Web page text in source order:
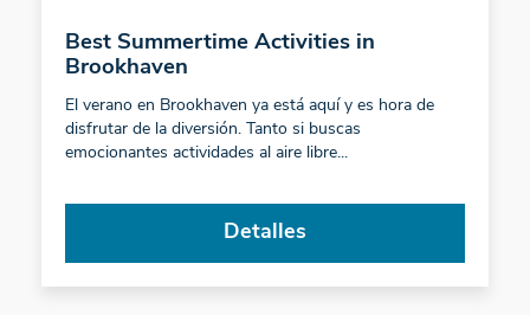
Best Summertime Activities in
Brookhaven
El verano en Brookhaven ya está aquí y es hora de
disfrutar de la diversión. Tanto si buscas
emocionantes actividades al aire libre...
Detalles